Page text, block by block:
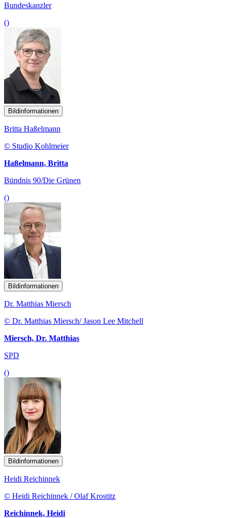
Bundeskanzler
()
Bildinformationen
Britta Haßelmann
© Studio Kohlmeier
Haßelmann, Britta
Bündnis 90/Die Grünen
()
Bildinformationen
Dr. Matthias Miersch
© Dr. Matthias Miersch/ Jason Lee Mitchell
Miersch, Dr. Matthias
SPD
()
Bildinformationen
Heidi Reichinnek
© Heidi Reichinnek / Olaf Krostitz
Reichinnek, Heidi